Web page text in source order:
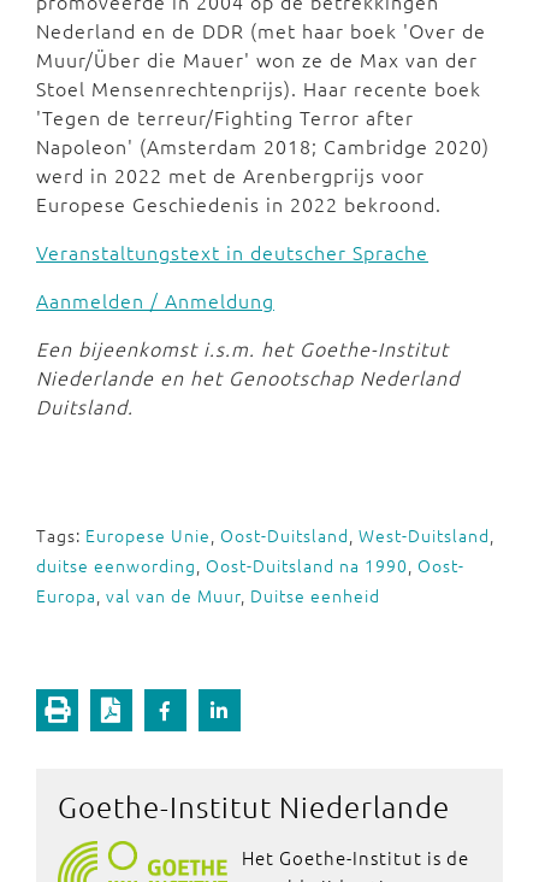
Nederland en de DDR (met haar boek 'Over de
Muur/Über die Mauer' won ze de Max van der
Stoel Mensenrechtenprijs). Haar recente boek
'Tegen de terreur/Fighting Terror after
Napoleon' (Amsterdam 2018; Cambridge 2020)
werd in 2022 met de Arenbergprijs voor
Europese Geschiedenis in 2022 bekroond.
Veranstaltungstext in deutscher Sprache
Aanmelden / Anmeldung
Een bijeenkomst i.s.m. het Goethe-Institut
Niederlande en het Genootschap Nederland
Duitsland.
Tags: Europese Unie, Oost-Duitsland, West-Duitsland,
duitse eenwording, Oost-Duitsland na 1990, Oost-
Europa, val van de Muur, Duitse eenheid
Goethe-Institut Niederlande
Het Goethe-Institut is de